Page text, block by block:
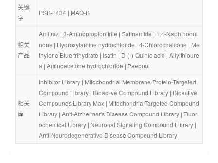
关键
字
PSB-1434 | MAO-B
相关
产品
Amitraz | β-Aminopropionitrile | Safinamide | 1,4-Naphthoqui
none | Hydroxylamine hydrochloride | 4-Chlorochalcone | Me
thylene Blue trihydrate | Isatin | D-(-)-Quinic acid | Allylthioure
a | Aminoacetone hydrochloride | Paeonol
相关
库
Inhibitor Library | Mitochondrial Membrane Protein-Targeted
Compound Library | Bioactive Compound Library | Bioactive
Compounds Library Max | Mitochondria-Targeted Compound
Library | Anti-Alzheimer's Disease Compound Library | Fluor
ochemical Library | Neuronal Signaling Compound Library
Anti-Neurodegenerative Disease Compound Library